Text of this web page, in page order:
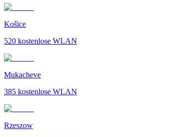
Košice
520 kostenlose WLAN
Mukacheve
385 kostenlose WLAN
Rzeszow